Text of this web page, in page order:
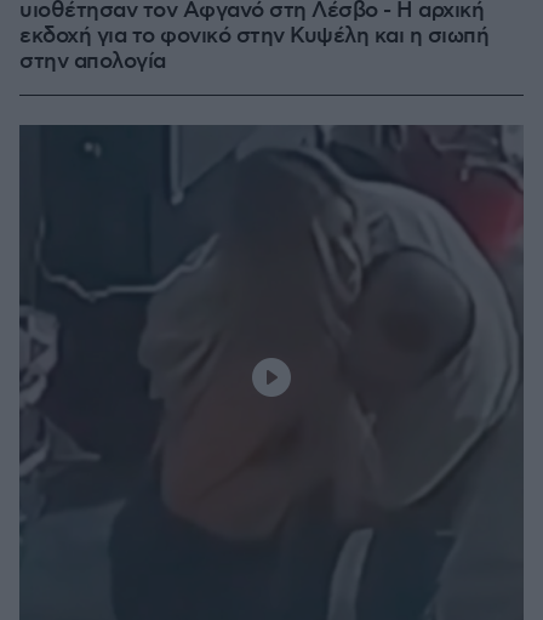
υιοθέτησαν τον Αφγανό στη Λέσβο - Η αρχική
εκδοχή για το φονικό στην Κυψέλη και η σιωπή
στην απολογία